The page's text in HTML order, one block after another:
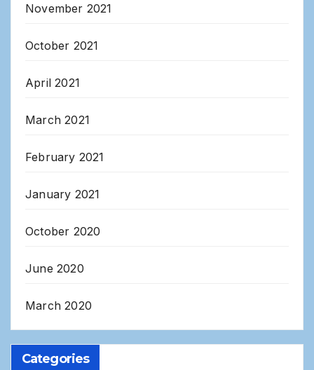
November 2021
October 2021
April 2021
March 2021
February 2021
January 2021
October 2020
June 2020
March 2020
Categories